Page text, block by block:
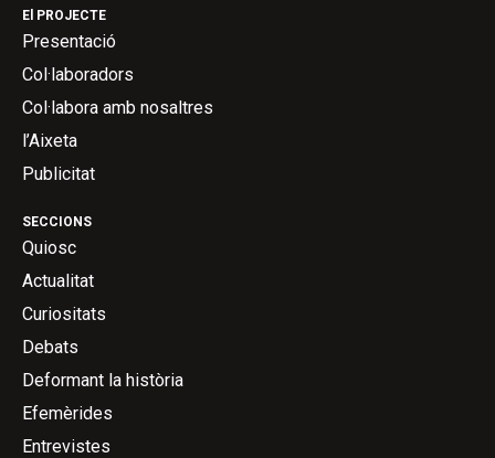
SECCIONS
Quiosc
Actualitat
Curiositats
Debats
Deformant la història
Efemèrides
Entrevistes
El PROJECTE
Presentació
Col·laboradors
Col·labora amb nosaltres
l’Aixeta
Publicitat